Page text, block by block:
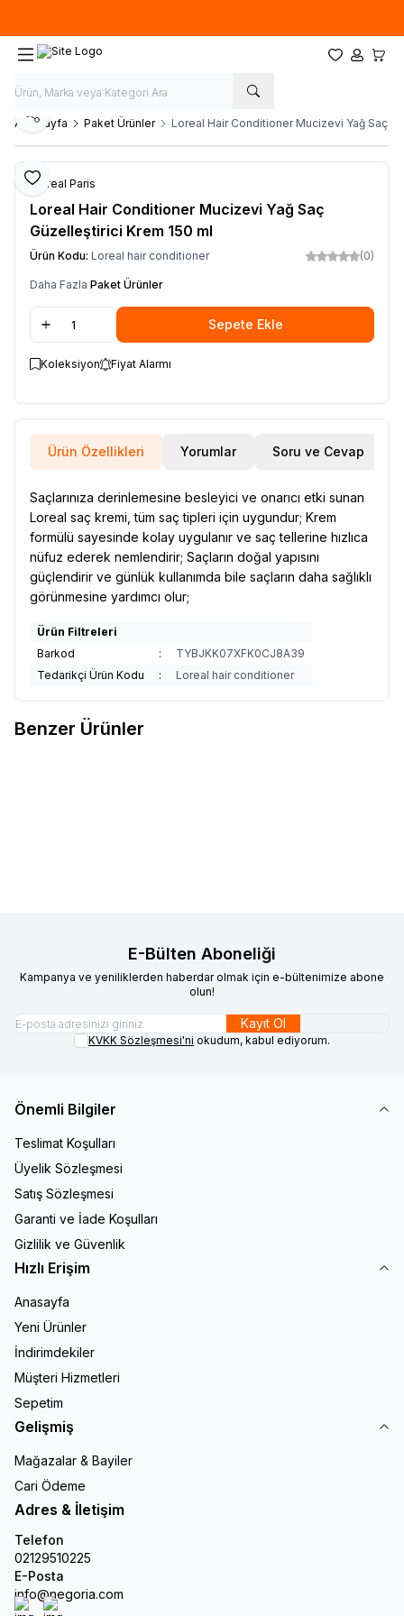
Favorilerim
Hesabım
Ana Sayfa Paket Ürünler Loreal Hair Conditioner Mucizevi Yağ Saç
Favoriye Ekle
Paylaş
L'Oreal Paris
Loreal Hair Conditioner Mucizevi Yağ Saç
Güzelleştirici Krem 150 ml
Ürün Kodu: Loreal hair conditioner (0)
Daha Fazla Paket Ürünler
Sepete Ekle
Koleksiyon Fiyat Alarmı
Ürün Özellikleri Yorumlar Soru ve Cevap
Saçlarınıza derinlemesine besleyici ve onarıcı etki sunan
Loreal saç kremi, tüm saç tipleri için uygundur; Krem
formülü sayesinde kolay uygulanır ve saç tellerine hızlıca
nüfuz ederek nemlendirir; Saçların doğal yapısını
güçlendirir ve günlük kullanımda bile saçların daha sağlıklı
görünmesine yardımcı olur;
Ürün Filtreleri
Barkod
:
TYBJKK07XFK0CJ8A39
Tedarikçi Ürün Kodu
: Loreal hair conditioner
Benzer Ürünler
E-Bülten Aboneliği
Kampanya ve yeniliklerden haberdar olmak için e-bültenimize abone
olun!
Kayıt Ol
KVKK Sözleşmesi'ni okudum, kabul ediyorum.
Önemli Bilgiler
Teslimat Koşulları
Üyelik Sözleşmesi
Satış Sözleşmesi
Garanti ve İade Koşulları
Gizlilik ve Güvenlik
Hızlı Erişim
Anasayfa
Yeni Ürünler
İndirimdekiler
Müşteri Hizmetleri
Sepetim
Gelişmiş
Mağazalar & Bayiler
Cari Ödeme
Adres & İletişim
Telefon
02129510225
E-Posta
info@negoria.com